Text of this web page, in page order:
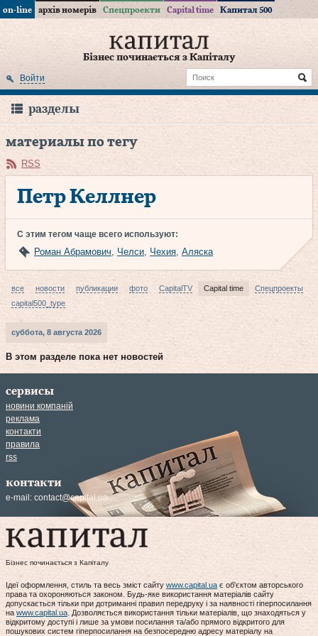
on-line архів номерів Спецпроекти Capital time Капитал 500
Бізнес починається з Капіталу
Войти
разделы
материалы по тегу
RSS
Петр Келлнер
С этим тегом чаще всего используют:
Роман Абрамович, Челси, Чехия, Аляска
все новости публикации фото CapitalTV Capital time
Спецпроекты
capital500_type
суббота, 8 августа 2026
В этом разделе пока нет новостей
сервисы
новини компаній
реклама
контакти
правила
rss
контакти
e-mail: contact@capital.ua
Бізнес починається з Капіталу
Ідеї оформлення, стиль та весь зміст сайту www.capital.ua є об'єктом авторського
права та охороняються законом. Будь-яке використання матеріалів сайту
допускається тільки при дотриманні правил передруку і за наявності гіперпосилання
на www.capital.ua . Дозволяється використання тільки матеріалів, що знаходяться у
відкритому доступі і лише за умови посилання та/або прямого відкритого для
пошукових систем гіперпосилання на безпосередню адресу матеріалу на